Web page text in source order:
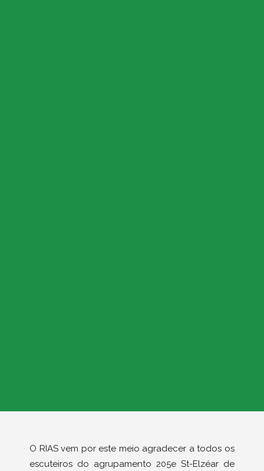
O RIAS vem por este meio agradecer a todos os
escuteiros do agrupamento 205e St-Elzéar de